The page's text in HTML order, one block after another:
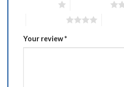
Your review*